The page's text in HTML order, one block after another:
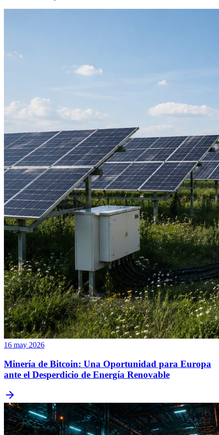
16 may 2026
Minería de Bitcoin: Una Oportunidad para Europa
ante el Desperdicio de Energía Renovable